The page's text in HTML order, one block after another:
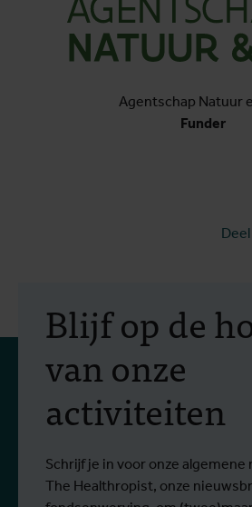
Agentschap Natuur
Funder
Blijf op de
van onze
activiteiten
Schrijf je in voor onze
The Healthropist, onze